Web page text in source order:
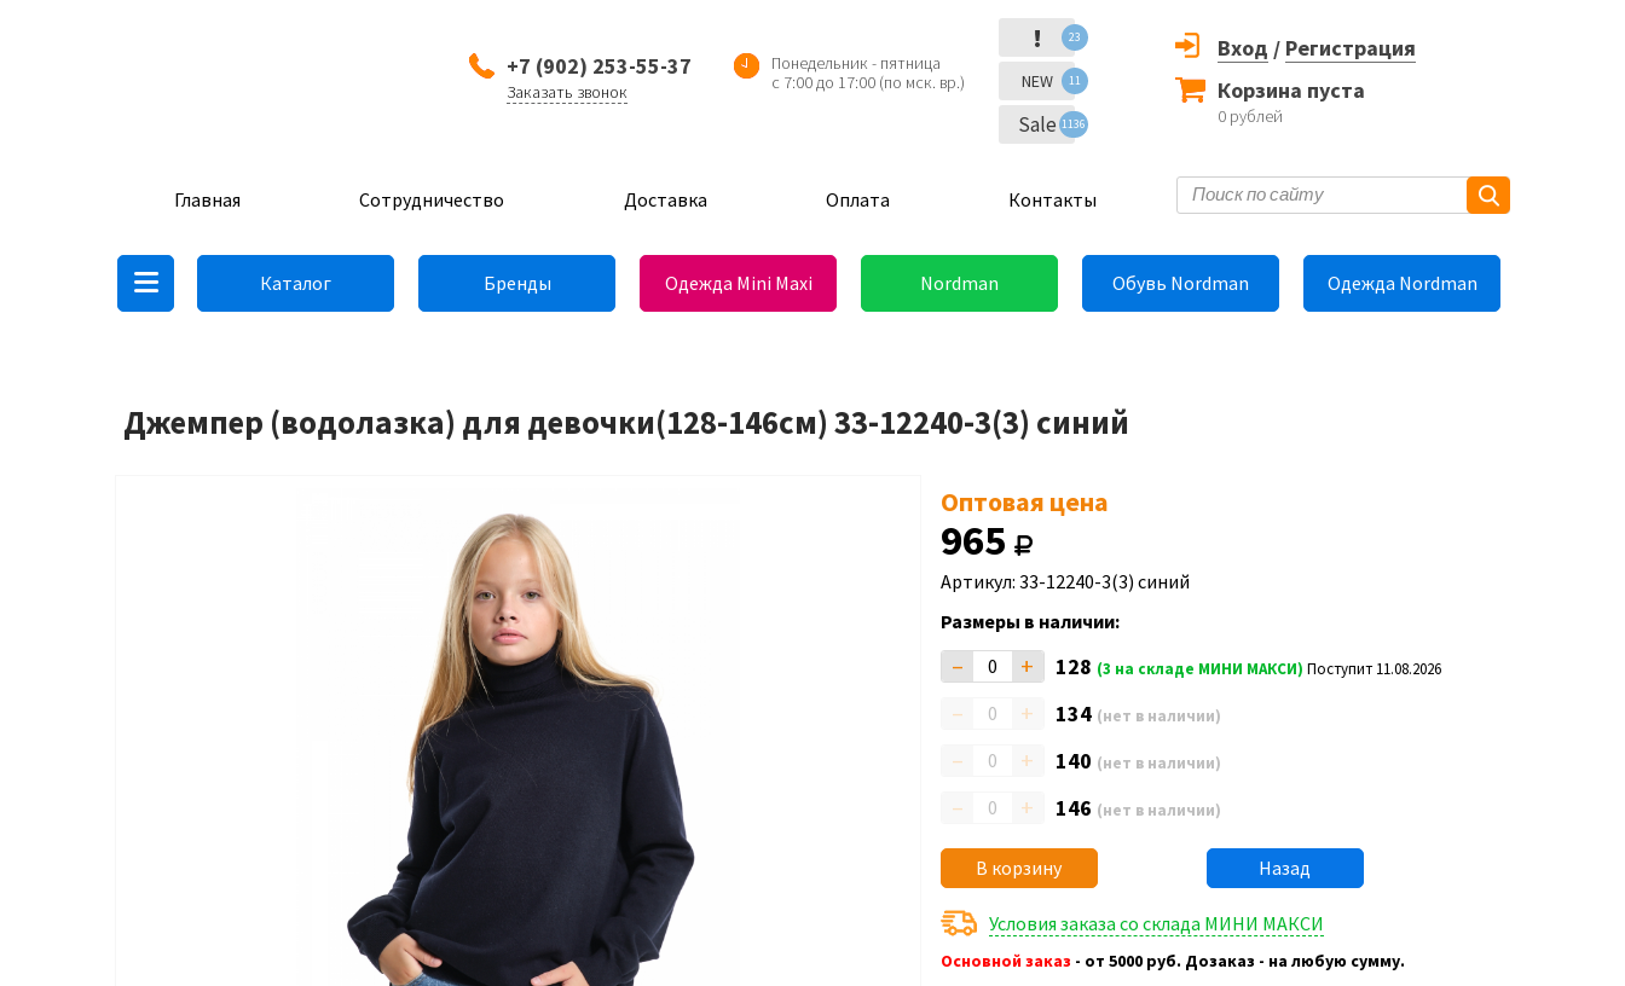
+7 (902) 253-55-37
Заказать звонок
Понедельник - пятница
с 7:00 до 17:00 (по мск. вр.)
! 23
NEW 11
Sale 1136
Вход / Регистрация
Корзина пуста
0 рублей
Главная Сотрудничество Доставка Оплата Контакты
Каталог Бренды Одежда Mini Maxi Nordman Обувь Nordman Одежда Nordman
Джемпер (водолазка) для девочки(128-146см) 33-12240-3(3) синий
Оптовая цена
965
Артикул: 33-12240-3(3) синий
Размеры в наличии:
– + 128 (3 на складе МИНИ МАКСИ) Поступит 11.08.2026
– + 134 (нет в наличии)
– + 140 (нет в наличии)
– + 146 (нет в наличии)
В корзину Назад
Условия заказа со склада МИНИ МАКСИ
Основной заказ - от 5000 руб. Дозаказ - на любую сумму.